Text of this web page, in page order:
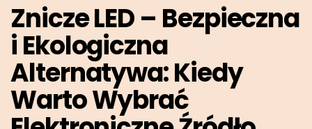
Znicze LED – Bezpieczna
i Ekologiczna
Alternatywa: Kiedy
Warto Wybrać